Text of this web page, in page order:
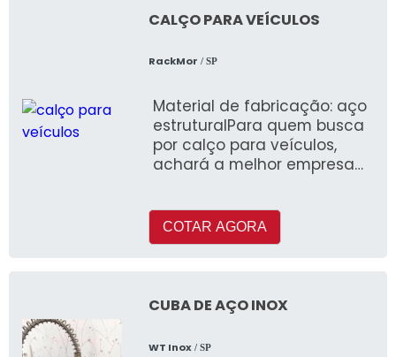
CALÇO PARA VEÍCULOS
RackMor / SP
Material de fabricação: aço
estruturalPara quem busca
por calço para veículos,
achará a melhor empresa
COTAR AGORA
CUBA DE AÇO INOX
WT Inox/ SP